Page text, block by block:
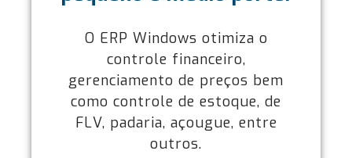
O ERP Windows otimiza o
controle financeiro,
gerenciamento de preços bem
como controle de estoque, de
FLV, padaria, açougue, entre
outros.